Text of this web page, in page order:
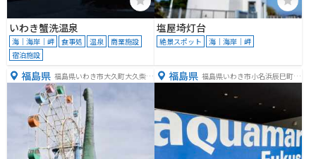
いわき蟹洗温泉
海｜海岸｜岬 食事処 温泉
商業施設
宿泊施設
塩屋埼灯台
絶景スポット 海｜海岸｜岬
福島県 福島県いわき市大久町大久柴崎
９
福島県 福島県いわき市小名浜辰巳町５